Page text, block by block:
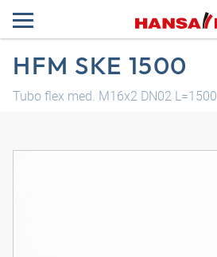
HFM SKE 1500
Tubo flex med. M16x2 DN02 L=1500